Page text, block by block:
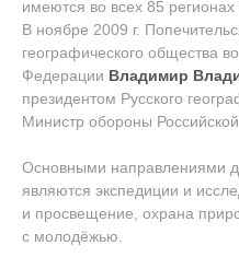
имеются во всех 85
В ноябре 2009 г.
географического общества
Федерации Владимир
президентом Русского
Министр обороны
Основными направлениями
являются экспедиции и
и просвещение, охрана
с молодёжью.